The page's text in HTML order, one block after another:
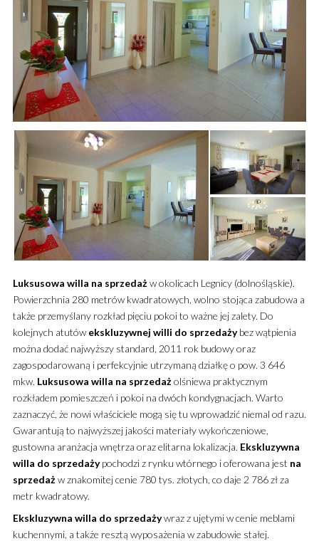
Luksusowa willa na sprzedażw okolicach Legnicy (dolnośląskie).
Powierzchnia 280 metrów kwadratowych, wolno stojąca zabudowa a
także przemyślany rozkład pięciu pokoi to ważne jej zalety. Do
kolejnych atutów ekskluzywnej willi do sprzedażybez wątpienia
można dodać najwyższy standard, 2011 rok budowy oraz
zagospodarowaną i perfekcyjnie utrzymaną działkę o pow. 3 646
mkw. Luksusowa willa na sprzedażolśniewa praktycznym
rozkładem pomieszczeń i pokoi na dwóch kondygnacjach. Warto
zaznaczyć, że nowi właściciele mogą się tu wprowadzić niemal od razu.
Gwarantują to najwyższej jakości materiały wykończeniowe,
gustowna aranżacja wnętrza oraz elitarna lokalizacja. Ekskluzywna
willa do sprzedażypochodzi z rynku wtórnego i oferowana jest na
sprzedażw znakomitej cenie 780 tys. złotych, co daje 2 786 zł za
metr kwadratowy.
Ekskluzywna willa do sprzedażywraz z ujętymi w cenie meblami
kuchennymi, a także resztą wyposażenia w zabudowie stałej.